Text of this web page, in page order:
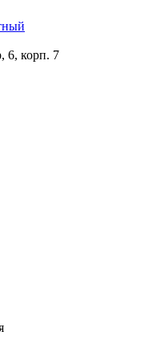
6, корп. 7